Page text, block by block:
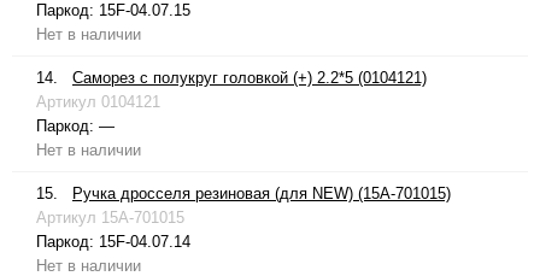
Паркод: 15F-04.07.15
Нет в наличии
14.
Саморез с полукруг головкой (+) 2.2*5 (0104121)
Артикул 0104121
Паркод: —
Нет в наличии
15.
Ручка дросселя резиновая (для NEW) (15A-701015)
Артикул 15A-701015
Паркод: 15F-04.07.14
Нет в наличии